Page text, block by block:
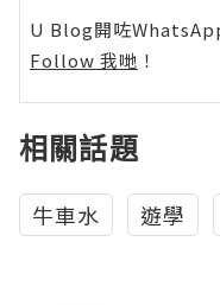
U Blog開咗
Follow 我哋 ！
相關話題
牛車水 遊學